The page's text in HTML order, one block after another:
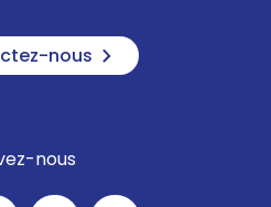
nous
nous